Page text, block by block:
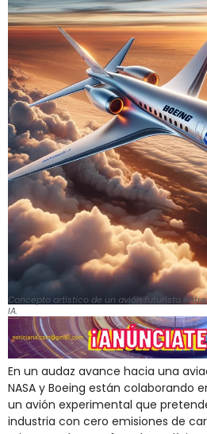
Concepto artístico de un avión futurista entre
IA.
En un audaz avance hacia una
NASA y Boeing están colaborando
un avión experimental que
industria con cero emisiones de